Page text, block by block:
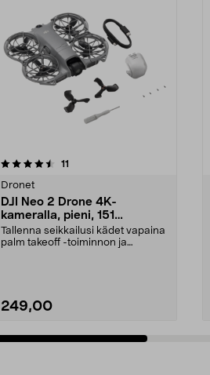
11
Dronet
DJI Neo 2 Drone 4K-
kameralla, pieni, 151
grammaa
Tallenna seikkailusi kädet vapaina
palm takeoff -toiminnon ja
249,00
4.5 viidestä